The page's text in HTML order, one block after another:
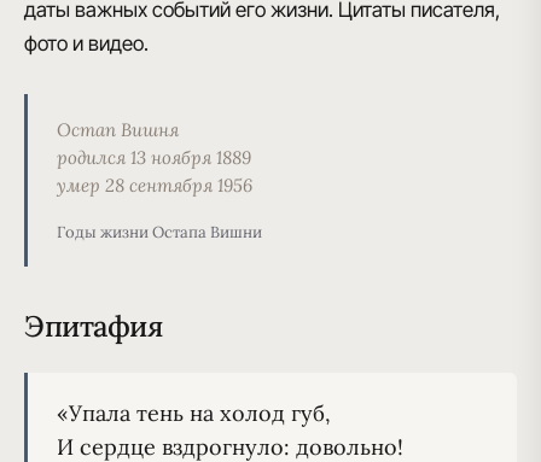
даты важных событий его жизни. Цитаты писателя,
фото и видео.
Остап Вишня
родился 13 ноября 1889
умер 28 сентября 1956
Годы жизни Остапа Вишни
Эпитафия
«Упала тень на холод губ,
И сердце вздрогнуло: довольно!